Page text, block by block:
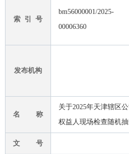
索 引 号
bm56000001/2025-
00006360
发布机构
名 称
关于2025年天津辖区
权益人现场检查随机
文 号